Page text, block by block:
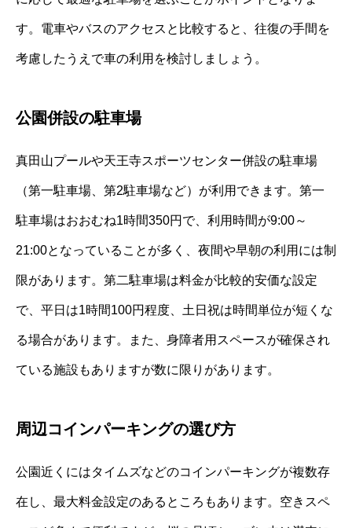
す。電車やバスのアクセスと比較すると、往復の手間を
考慮したうえで車の利用を検討しましょう。
公園併設の駐車場
真田山プールや天王寺スポーツセンター併設の駐車場
（第一駐車場、第2駐車場など）が利用できます。第一
駐車場はおおむね1時間350円で、利用時間が9:00～
21:00となっていることが多く、夜間や早朝の利用には制
限があります。第二駐車場は料金が比較的安価な設定
で、平日は1時間100円程度、土日祝は時間単位が短くな
る場合があります。また、身障者用スペースが確保され
ている施設もありますが数に限りがあります。
周辺コインパーキングの選び方
公園近くにはタイムズなどのコインパーキングが複数存
在し、最大料金設定のあるところもあります。空きスペ